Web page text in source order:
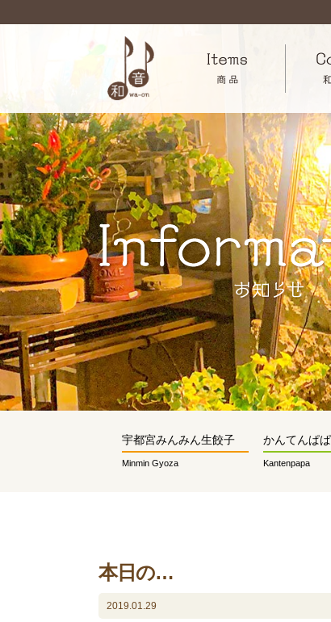
宇都宮みんみん生餃子
Minmin Gyoza
かんてんぱぱ
Kantenpapa
本日の…
2019.01.29